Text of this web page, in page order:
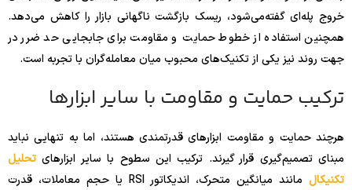
خروج پله‌ای گفته‌می‌شود، ریسک بازگشت ناگهانی بازار را کاهش می‌دهد.
همچنین استفاده از خطوط حمایت و مقاومت برای جابجایی حد ضرر در
جهت روند نیز یکی از تکنیک‌های محبوب میان معامله‌گران با تجربه است.
ترکیب حمایت و مقاومت با سایر ابزارها
هرچند حمایت و مقاومت ابزارهای قدرتمندی هستند، اما به تنهایی نباید
مبنای تصمیم‌گیری قرار گیرند. ترکیب این سطوح با سایر ابزارهای تحلیل
تکنیکال
مانند میانگین متحرک، اندیکاتور RSI یا حجم معاملات، قدرت